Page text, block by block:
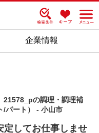
企業情報
の調理・調理補
/パート） - 小山市
定してお仕事しませ